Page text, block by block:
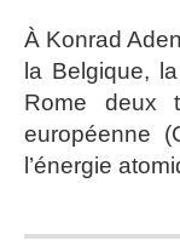
À Konrad
la Belgique,
Rome deux
européenne
l’énergie